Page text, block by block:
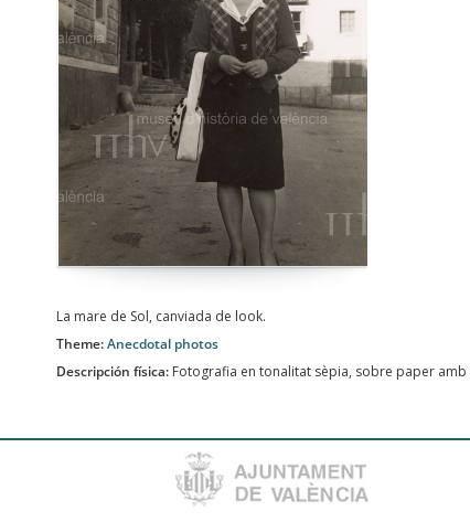
La mare de Sol, canviada de look.
Theme:Anecdotal photos
Descripción física: Fotografia en tonalitat sèpia, sobre paper